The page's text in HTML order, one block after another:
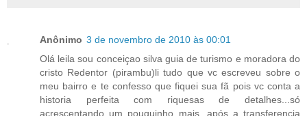
Anônimo 3 de novembro de 2010 às 00:01
Olá leila sou conceiçao silva guia de turismo e moradora do
cristo Redentor (pirambu)li tudo que vc escreveu sobre o
meu bairro e te confesso que fiquei sua fã pois vc conta a
historia perfeita com riquesas de detalhes...só
acrescentando um pouquinho mais, após a transferencia